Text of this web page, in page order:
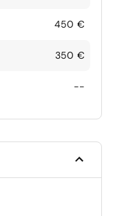
450 €
350 €
--